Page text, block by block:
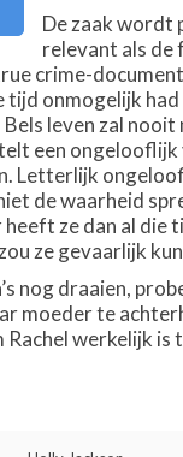
De zaak wordt
relevant als de
crime-
onmogelijk had
leven zal nooit
een
Letterlijk
de waarheid
ze dan al die
ze gevaarlijk
nog draaien,
moeder te
Rachel werkelijk is